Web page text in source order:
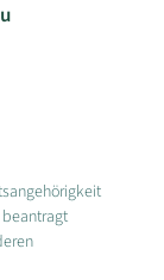
beantragt